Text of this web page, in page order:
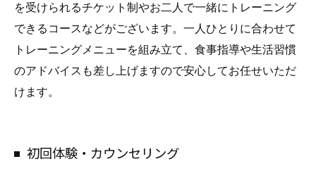
を受けられるチケット制やお二人で一緒にトレーニング
できるコースなどがございます。一人ひとりに合わせて
トレーニングメニューを組み立て、食事指導や生活習慣
のアドバイスも差し上げますので安心してお任せいただ
けます。
初回体験・カウンセリング